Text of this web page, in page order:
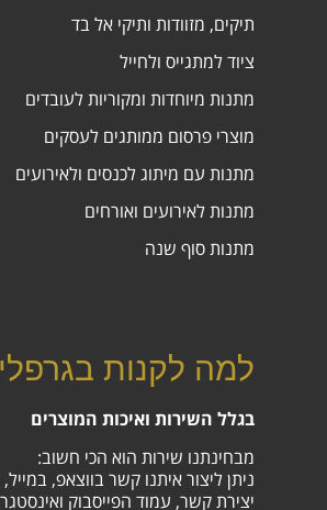
תיקים, מזוודות ותיקי אל בד
ציוד למתגייס ולחייל
מתנות מיוחדות ומקוריות לעובדים
מוצרי פרסום ממותגים לעסקים
מתנות עם מיתוג לכנסים ולאירועים
מתנות לאירועים ואורחים
מתנות סוף שנה
למה לקנות
בגלל השירות ואיכות המוצרים
מבחינתנו שירות הוא הכי חשוב:
ניתן ליצור איתנו קשר בווצאפ,
יצירת קשר, עמוד הפייסבוק